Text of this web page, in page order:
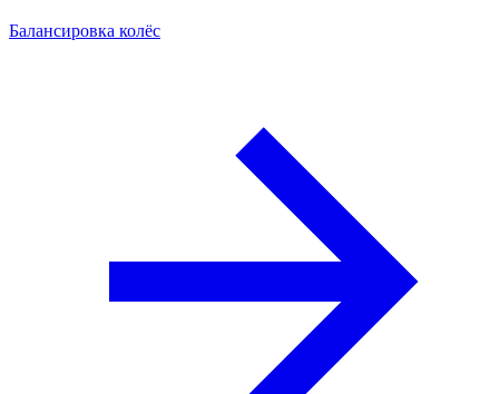
Балансировка колёс